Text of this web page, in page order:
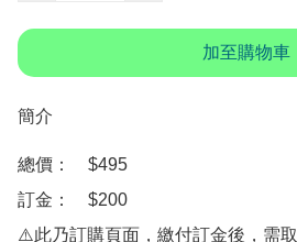
加至購物車
簡介
總價：　$495
訂金：　$200
⚠️此乃訂購頁面，繳付訂金後，需